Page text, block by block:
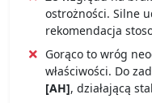
ostrożności. Silne
rekomendacja
Gorąco to wróg
właściwości. Do
[AH], działającą